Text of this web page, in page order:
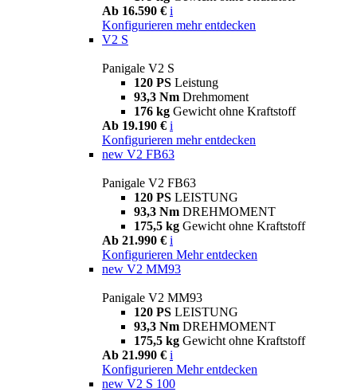
Ab 16.590 € i
Konfigurieren mehr entdecken
V2 S
Panigale V2 S
120 PS Leistung
93,3 Nm Drehmoment
176 kg Gewicht ohne Kraftstoff
Ab 19.190 € i
Konfigurieren mehr entdecken
new V2 FB63
Panigale V2 FB63
120 PS LEISTUNG
93,3 Nm DREHMOMENT
175,5 kg Gewicht ohne Kraftstoff
Ab 21.990 € i
Konfigurieren Mehr entdecken
new V2 MM93
Panigale V2 MM93
120 PS LEISTUNG
93,3 Nm DREHMOMENT
175,5 kg Gewicht ohne Kraftstoff
Ab 21.990 € i
Konfigurieren Mehr entdecken
new V2 S 100